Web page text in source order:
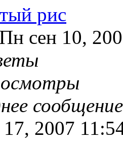
рис
Пн сен 10,
сообщение
2007